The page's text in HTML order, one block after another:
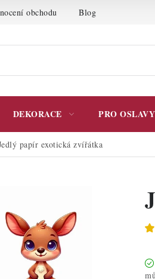
obchodu Blog
DEKORACE PRO OSLAVY
papír exotická zvířátka